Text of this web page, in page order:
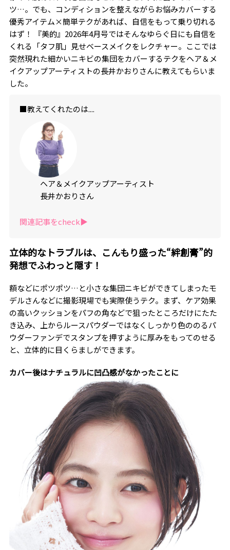
ツ…。でも、コンディションを整えながらお悩みカバーする
優秀アイテム×簡単テクがあれば、自信をもって乗り切れる
はず！ 『美的』2026年4月号ではそんなゆらぐ日にも自信を
くれる「タフ肌」見せベースメイクをレクチャー。ここでは
突然現れた細かいニキビの集団をカバーするテクをヘア＆メ
イクアップアーティストの長井かおりさんに教えてもらいま
した。
■教えてくれたのは....
ヘア＆メイクアップアーティスト
長井かおりさん
関連記事をcheck▶︎
立体的なトラブルは、こんもり盛った“絆創膏”的
発想でふわっと隠す！
額などにポツポツ…と小さな集団ニキビができてしまったモ
デルさんなどに撮影現場でも実際使うテク。まず、ケア効果
の高いクッションをパフの角などで狙ったところだけにたた
き込み、上からルースパウダーではなくしっかり色ののるパ
ウダーファンデでスタンプを押すように厚みをもってのせる
と、立体的に目くらましができます。
カバー後はナチュラルに凹凸感がなかったことに